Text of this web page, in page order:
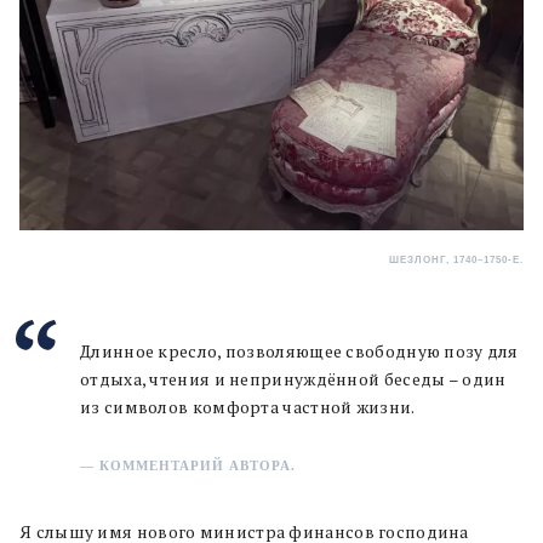
ШЕЗЛОНГ, 1740–1750-Е.
Длинное кресло, позволяющее свободную позу для
отдыха, чтения и непринуждённой беседы – один
из символов комфорта частной жизни.
— КОММЕНТАРИЙ АВТОРА.
Я слышу имя нового министра финансов господина